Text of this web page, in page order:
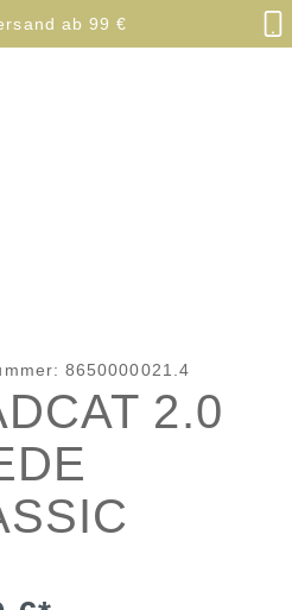
ab 99 €
2.0
8650000021.4